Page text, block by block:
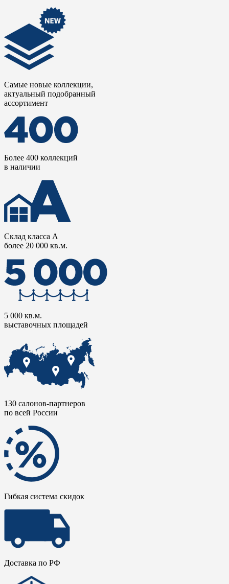
Самые новые коллекции,
актуальный подобранный
ассортимент
Более 400 коллекций
в наличии
Склад класса А
более 20 000 кв.м.
5 000 кв.м.
выставочных площадей
130 салонов-партнеров
по всей России
Гибкая система скидок
Доставка по РФ